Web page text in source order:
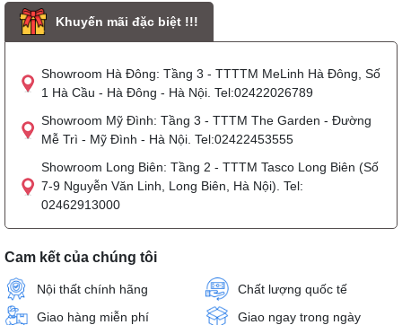
Khuyến mãi đặc biệt !!!
Showroom Hà Đông: Tầng 3 - TTTTM MeLinh Hà Đông, Số
1 Hà Cầu - Hà Đông - Hà Nội. Tel:02422026789
Showroom Mỹ Đình: Tầng 3 - TTTM The Garden - Đường
Mễ Trì - Mỹ Đình - Hà Nội. Tel:02422453555
Showroom Long Biên: Tầng 2 - TTTM Tasco Long Biên (Số
7-9 Nguyễn Văn Linh, Long Biên, Hà Nội). Tel:
02462913000
Cam kết của chúng tôi
Nội thất chính hãng
Chất lượng quốc tế
Giao hàng miễn phí
Giao ngay trong ngày